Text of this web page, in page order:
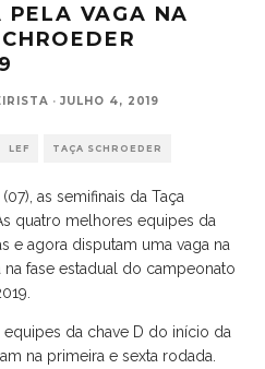
PELA VAGA NA
· JULHO 4, 2019
LEF TAÇA SCHROEDER
as semifinais da Taça
quatro melhores equipes da
e agora disputam uma vaga na
fase estadual do campeonato
da chave D do início da
na primeira e sexta rodada.